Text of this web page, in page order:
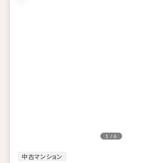
中古マンション
1 / 6